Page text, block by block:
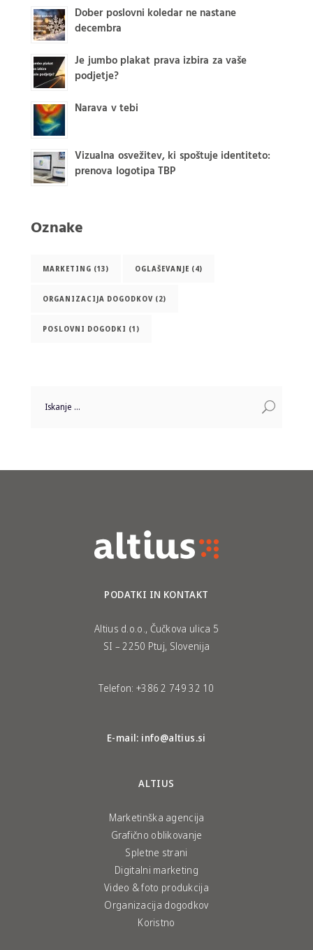
Dober poslovni koledar ne nastane
decembra
Je jumbo plakat prava izbira za vaše
podjetje?
Narava v tebi
Vizualna osvežitev, ki spoštuje identiteto:
prenova logotipa TBP
Oznake
MARKETING (13) OGLAŠEVANJE (4)
ORGANIZACIJA DOGODKOV (2)
POSLOVNI DOGODKI (1)
PODATKI IN KONTAKT
Altius d.o.o., Čučkova ulica 5
SI – 2250 Ptuj, Slovenija
Telefon: +386 2 749 32 10
E-mail: info@altius.si
ALTIUS
Marketinška agencija
Grafično oblikovanje
Spletne strani
Digitalni marketing
Video & foto produkcija
Organizacija dogodkov
Koristno